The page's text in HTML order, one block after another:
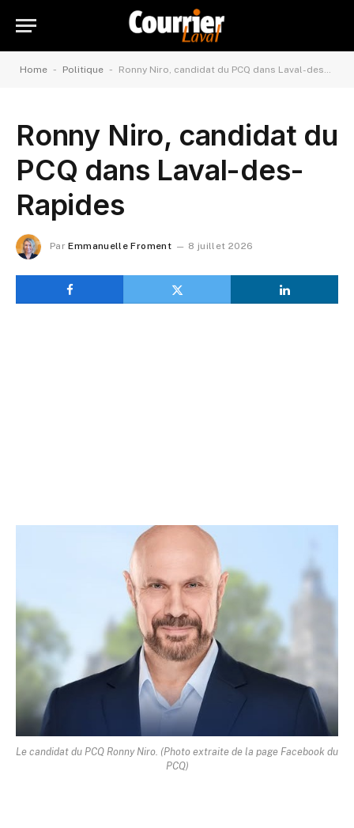
Home - Politique - Ronny Niro, candidat du PCQ dans Laval-des-Rapides
Ronny Niro, candidat du
PCQ dans Laval-des-
Rapides
Par Emmanuelle Froment 8 juillet 2026
Le candidat du PCQ Ronny Niro. (Photo extraite de la page Facebook du
PCQ)